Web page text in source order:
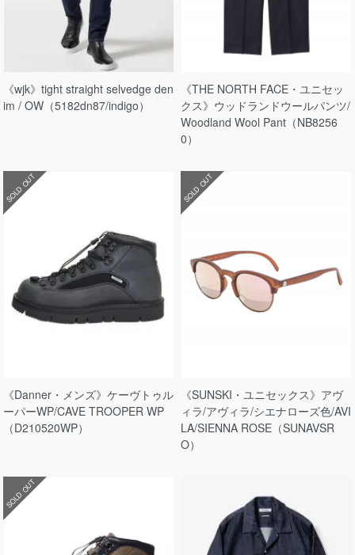
《wjk》tight straight selvedge den
im / OW（5182dn87/indigo）
《THE NORTH FACE・ユニセッ
クス》ウッドランドウールパンツ/
Woodland Wool Pant（NB8256
0）
SOLD OUT
《Danner・メンズ》ケーヴトゥル
ーパーWP/CAVE TROOPER WP
（D210520WP）
SOLD OUT
《SUNSKI・ユニセックス》アヴ
ィラ/アヴィラ/シエナローズ色/AVI
LA/SIENNA ROSE（SUNAVSR
O）
SOLD OUT